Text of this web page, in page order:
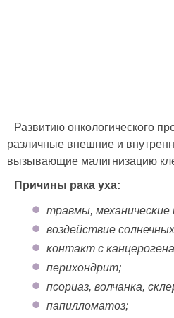
Развитию онкологического
различные внешние и
вызывающие малигнизацию
Причины рака уха:
травмы, механические
воздействие
контакт с
перихондрит;
псориаз, волчанка,
папилломатоз;